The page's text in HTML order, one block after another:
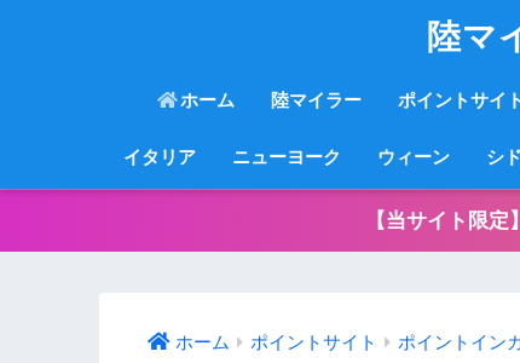
陸マ
ホーム 陸マイラー ポイントサイト
イタリア ニューヨーク ウィーン シ
【当サイト限
ホーム ポイントサイト ポイントイン